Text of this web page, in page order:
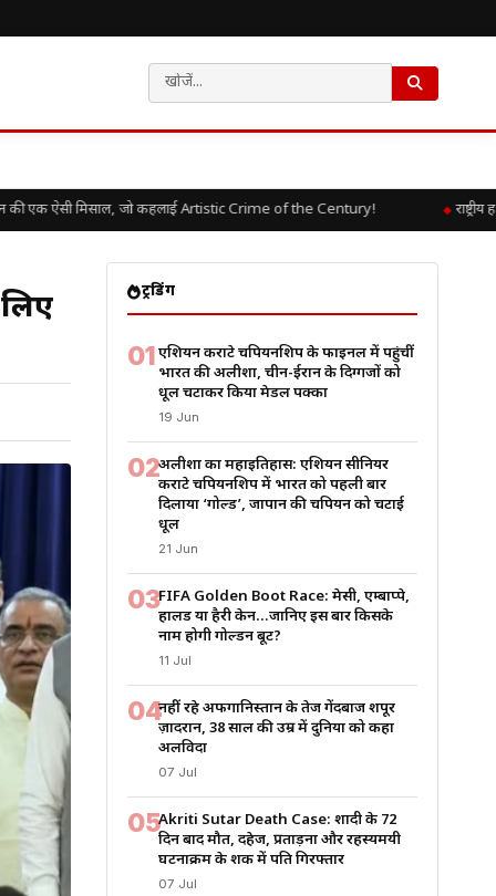
एक ऐसी मिसाल, जो कहलाई Artistic Crime of the Century! राष्ट्रीय
ट्रेंडिंग
01एशियन कराटे चैंपियनशिप के फाइनल में पहुंचीं
भारत की अलीशा, चीन-ईरान के दिग्गजों को
धूल चटाकर किया मेडल पक्का
19 Jun
02अलीशा का महाइतिहास: एशियन सीनियर
कराटे चैंपियनशिप में भारत को पहली बार
दिलाया ‘गोल्ड’, जापान की चैंपियन को चटाई
धूल
21 Jun
03FIFA Golden Boot Race: मेसी, एम्बाप्पे,
हालैंड या हैरी केन…जानिए इस बार किसके
नाम होगी गोल्डन बूट?
11 Jul
04नहीं रहे अफगानिस्तान के तेज गेंदबाज शपूर
ज़ादरान, 38 साल की उम्र में दुनिया को कहा
अलविदा
07 Jul
05Akriti Sutar Death Case: शादी के 72
दिन बाद मौत, दहेज, प्रताड़ना और रहस्यमयी
घटनाक्रम के शक में पति गिरफ्तार
07 Jul